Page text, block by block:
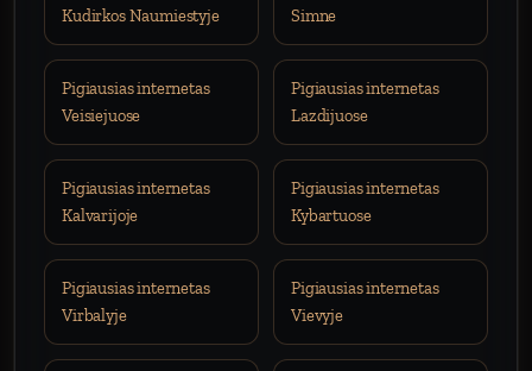
Kudirkos Naumiestyje
Simne
Pigiausias internetas
Veisiejuose
Pigiausias internetas
Lazdijuose
Pigiausias internetas
Kalvarijoje
Pigiausias internetas
Kybartuose
Pigiausias internetas
Virbalyje
Pigiausias internetas
Vievyje